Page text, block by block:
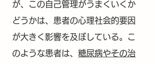
が、この自己管理がうまくいくか
どうかは、患者の心理社会的要因
が大きく影響を及ぼしている。こ
のような患者は、 糖尿病やその治